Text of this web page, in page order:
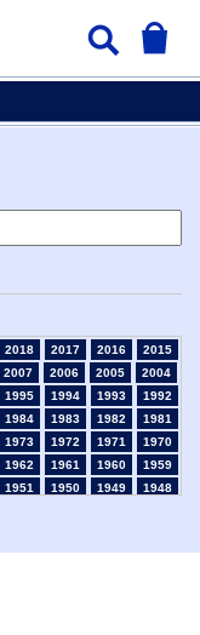
2018 2017 2016
2015
2007 2006 2005
2004
1995 1994 1993
1992
1984 1983 1982
1981
1973 1972 1971
1970
1962 1961 1960
1959
1951 1950 1949
1948
1902 1901 1900
1895